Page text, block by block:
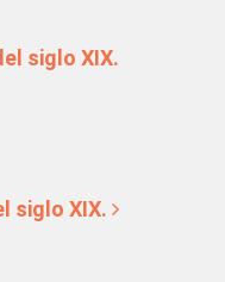
siglo XIX.
siglo XIX.